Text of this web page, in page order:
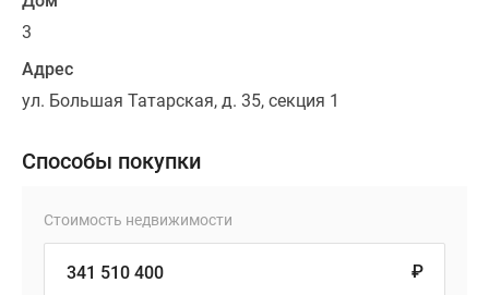
3
Адрес
ул. Большая Татарская, д. 35, секция 1
Способы покупки
Стоимость недвижимости
₽